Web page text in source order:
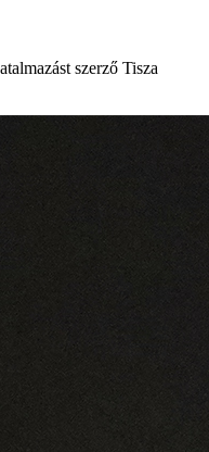
szerző Tisza